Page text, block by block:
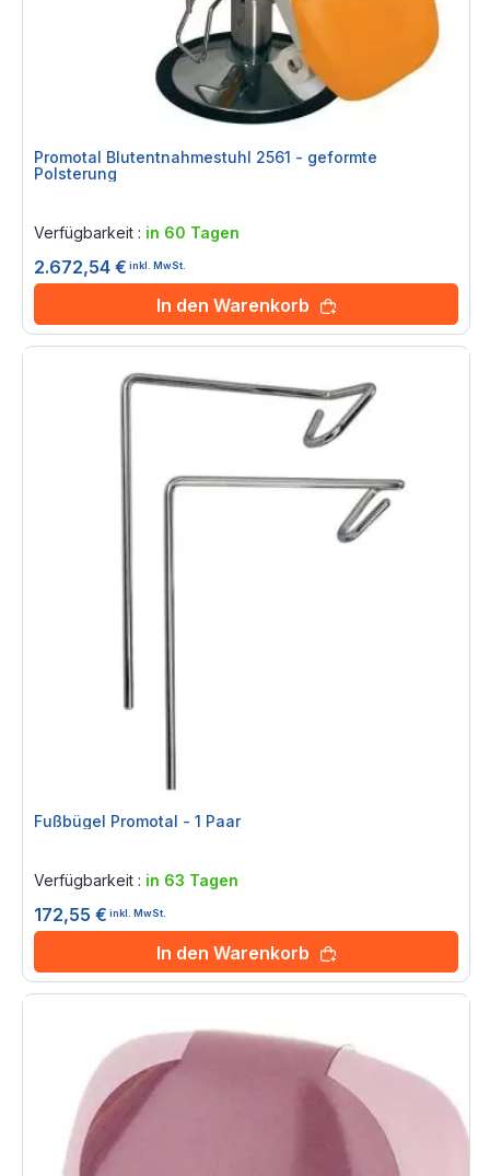
Promotal Blutentnahmestuhl 2561 - geformte
Polsterung
Verfügbarkeit : in 60 Tagen
2.672,54 € inkl. MwSt.
In den Warenkorb
Fußbügel Promotal - 1 Paar
Verfügbarkeit : in 63 Tagen
172,55 € inkl. MwSt.
In den Warenkorb